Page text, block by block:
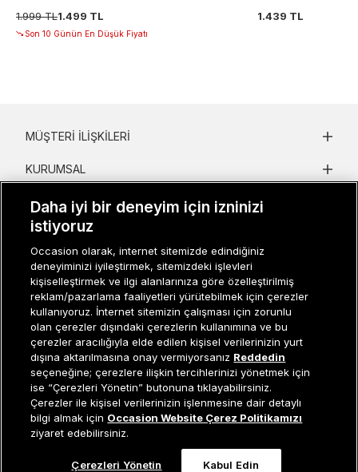
Sepete Ekle
1.999 TL1.499 TL
Son 10 Günün En Düşük Fiyatı
1.439 TL
Müşteri İlişkileri0 850 800 01 20
MÜŞTERI İLIŞKILERI
KURUMSAL
KADIN KATEGORILER
GRUP MARKALAR
ERKEK KATEGORILER
Occasion bir EREN PERAKENDE markasıdır. © Eren Holding
Daha iyi bir deneyim için izninizi
istiyoruz
Occasion olarak, internet sitemizde edindiğiniz
deneyiminizi iyileştirmek, sitemizdeki işlevleri
kişiselleştirmek ve ilgi alanlarınıza göre özelleştirilmiş
reklam/pazarlama faaliyetleri yürütebilmek için çerezler
kullanıyoruz. İnternet sitemizin çalışması için zorunlu
olan çerezler dışındaki çerezlerin kullanımına ve bu
çerezler aracılığıyla elde edilen kişisel verilerinizin yurt
dışına aktarılmasına onay vermiyorsanız Reddedin
seçeneğine; çerezlere ilişkin tercihlerinizi yönetmek için
ise “Çerezleri Yönetin” butonuna tıklayabilirsiniz.
Çerezler ile kişisel verilerinizin işlenmesine dair detaylı
bilgi almak için Occasion Website Çerez Politikamızı
ziyaret edebilirsiniz.
Çerezleri Yönetin Kabul Edin